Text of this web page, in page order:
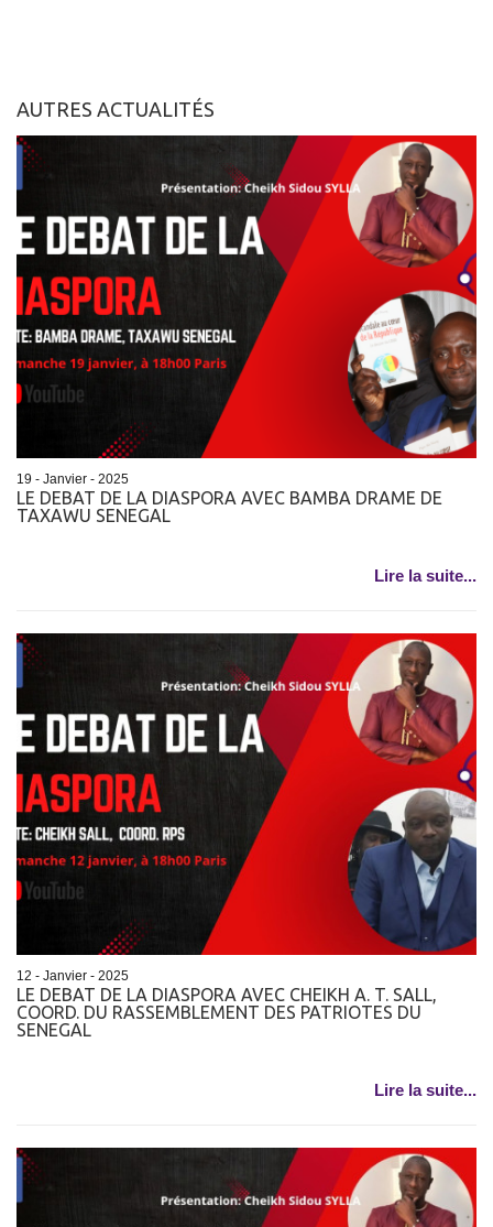
AUTRES ACTUALITÉS
19 - Janvier - 2025
LE DEBAT DE LA DIASPORA AVEC BAMBA DRAME DE
TAXAWU SENEGAL
Lire la suite...
12 - Janvier - 2025
LE DEBAT DE LA DIASPORA AVEC CHEIKH A. T. SALL,
COORD. DU RASSEMBLEMENT DES PATRIOTES DU
SENEGAL
Lire la suite...